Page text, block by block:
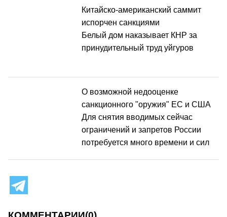
Китайско-американский саммит
испорчен санкциями
Белый дом наказывает КНР за
принудительный труд уйгуров
О возможной недооценке
санкционного "оружия" ЕС и США
Для снятия вводимых сейчас
ограничений и запретов России
потребуется много времени и сил